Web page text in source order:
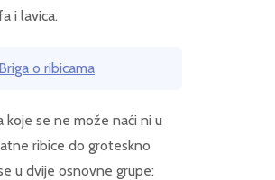
i lavica.
o ribicama
se ne može naći ni u
ribice do groteskno
u dvije osnovne grupe: